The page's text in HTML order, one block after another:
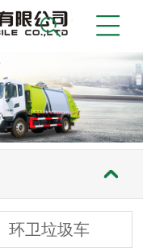
环卫垃圾车